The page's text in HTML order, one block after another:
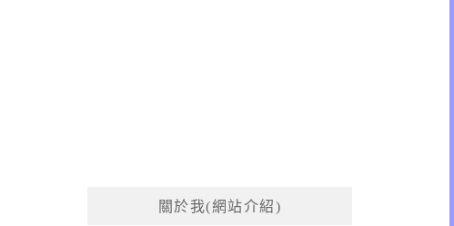
關於我(網站介紹)